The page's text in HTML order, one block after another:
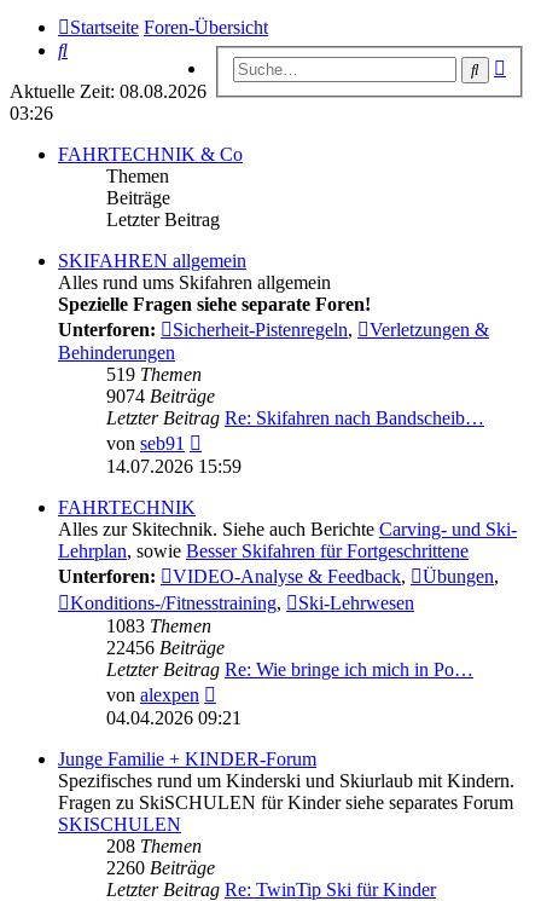
Startseite Foren-Übersicht
Suche
Suche
Aktuelle Zeit: 08.08.2026
03:26
FAHRTECHNIK & Co
Themen
Beiträge
Letzter Beitrag
SKIFAHREN allgemein
Alles rund ums Skifahren allgemein
Spezielle Fragen siehe separate Foren!
Unterforen:
Sicherheit-Pistenregeln,
Verletzungen &
Behinderungen
519 Themen
9074 Beiträge
Letzter Beitrag Re: Skifahren nach Bandscheib…
von seb91
Beitrag
14.07.2026 15:59
FAHRTECHNIK
Alles zur Skitechnik. Siehe auch Berichte Carving- und Ski-
Lehrplan, sowie Besser Skifahren für Fortgeschrittene
Unterforen:
VIDEO-Analyse & Feedback, Übungen,
Konditions-/Fitnesstraining,
Ski-Lehrwesen
1083 Themen
22456 Beiträge
Letzter Beitrag Re: Wie bringe ich mich in Po…
von alexpen
Beitrag
04.04.2026 09:21
Junge Familie + KINDER-Forum
Spezifisches rund um Kinderski und Skiurlaub mit Kindern.
Fragen zu SkiSCHULEN für Kinder siehe separates Forum
SKISCHULEN
208 Themen
2260 Beiträge
Letzter Beitrag Re: TwinTip Ski für Kinder